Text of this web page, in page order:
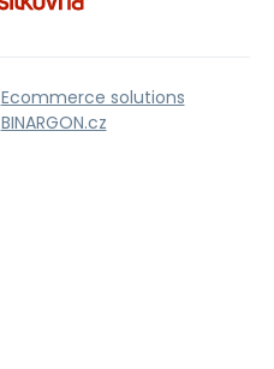
Ecommerce solutions
BINARGON.cz